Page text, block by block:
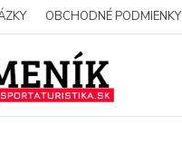
OBCHODNÉ PODMIENKY